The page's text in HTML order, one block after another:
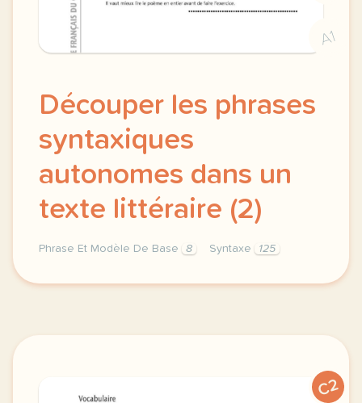
A1
Découper les phrases
syntaxiques
autonomes dans un
texte littéraire (2)
Phrase Et Modèle De Base 8 Syntaxe 125
syntaxe phrase et modele de base decouper les
C2